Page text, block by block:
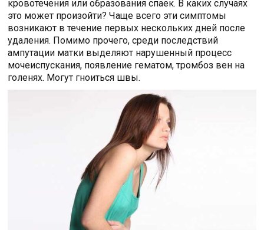
кровотечения или образования спаек. В каких случаях
это может произойти? Чаще всего эти симптомы
возникают в течение первых нескольких дней после
удаления. Помимо прочего, среди последствий
ампутации матки выделяют нарушенный процесс
мочеиспускания, появление гематом, тромбоз вен на
голенях. Могут гноиться швы.